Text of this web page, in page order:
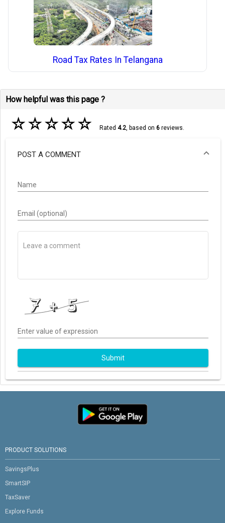
Road Tax Rates In Telangana
How helpful was this page ?
☆☆☆☆☆ Rated 4.2, based on 6reviews.
POST A COMMENT
Name
Email (optional)
Enter value of expression
Submit
PRODUCT SOLUTIONS
SavingsPlus
SmartSIP
TaxSaver
Explore Funds